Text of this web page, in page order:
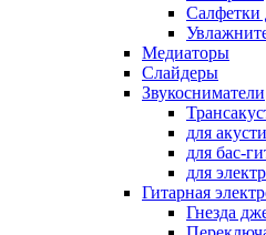
Салфетки
Медиаторы
Слайдеры
Звукосниматели
для
для бас-
для
Гитарная
Гнезда